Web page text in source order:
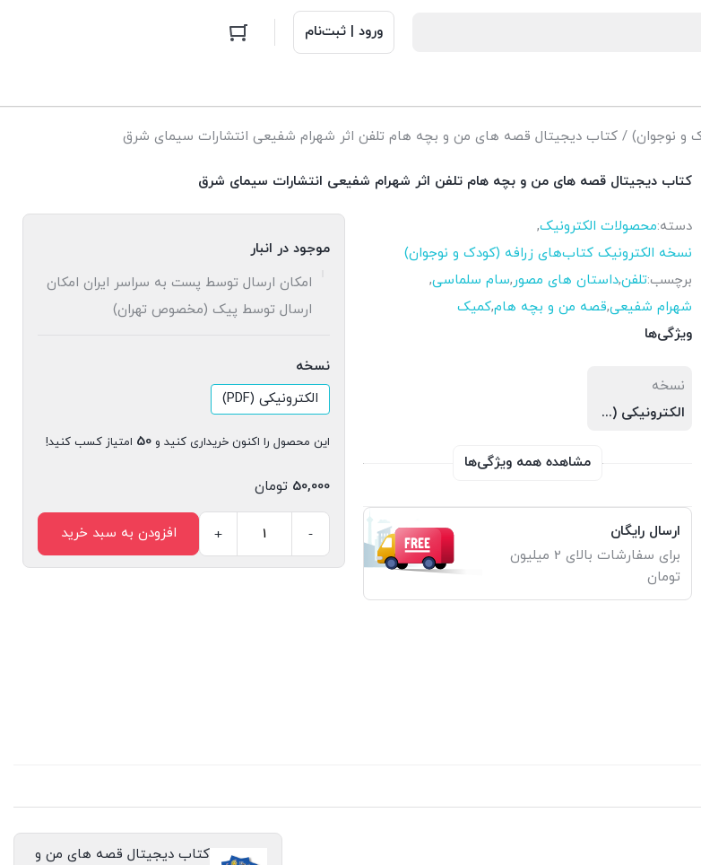
ورود | ثبت‌نام
و نوجوان) / کتاب دیجیتال قصه های من و بچه هام تلفن اثر شهرام شفیعی انتشارات سیمای شرق
کتاب دیجیتال قصه های من و بچه هام تلفن اثر شهرام شفیعی انتشارات سیمای شرق
دسته:محصولات الکترونیک,
نسخه الکترونیک کتاب‌های زرافه (کودک و نوجوان)
برچسب:تلفن,داستان های مصور,سام سلماسی,
شهرام شفیعی,قصه من و بچه هام,کمیک
ویژگی‌ها
نسخه
الکترونیکی (PDF)
مشاهده همه ویژگی‌ها
ارسال رایگان
برای سفارشات بالای 2 میلیون
تومان
موجود در انبار
امکان ارسال توسط پست به سراسر ایران امکان
ارسال توسط پیک (مخصوص تهران)
نسخه
الکترونیکی (PDF)
این محصول را اکنون خریداری کنید و 50 امتیاز کسب کنید!
50,000 تومان
دیجیتال
-
+ افزودن به سبد خرید
کتاب دیجیتال قصه های من و